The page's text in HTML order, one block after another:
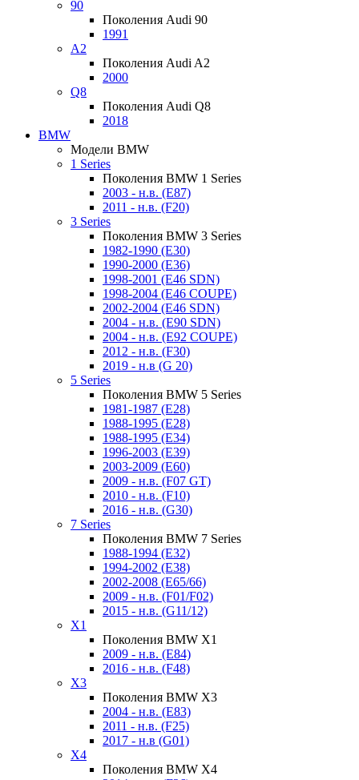
90
Поколения Audi 90
1991
A2
Поколения Audi A2
2000
Q8
Поколения Audi Q8
2018
BMW
Модели BMW
1 Series
Поколения BMW 1 Series
2003 - н.в. (E87)
2011 - н.в. (F20)
3 Series
Поколения BMW 3 Series
1982-1990 (E30)
1990-2000 (E36)
1998-2001 (E46 SDN)
1998-2004 (E46 COUPE)
2002-2004 (E46 SDN)
2004 - н.в. (E90 SDN)
2004 - н.в. (E92 COUPE)
2012 - н.в. (F30)
2019 - н.в (G 20)
5 Series
Поколения BMW 5 Series
1981-1987 (E28)
1988-1995 (E28)
1988-1995 (E34)
1996-2003 (E39)
2003-2009 (E60)
2009 - н.в. (F07 GT)
2010 - н.в. (F10)
2016 - н.в. (G30)
7 Series
Поколения BMW 7 Series
1988-1994 (E32)
1994-2002 (E38)
2002-2008 (E65/66)
2009 - н.в. (F01/F02)
2015 - н.в. (G11/12)
X1
Поколения BMW X1
2009 - н.в. (E84)
2016 - н.в. (F48)
X3
Поколения BMW X3
2004 - н.в. (E83)
2011 - н.в. (F25)
2017 - н.в (G01)
X4
Поколения BMW X4